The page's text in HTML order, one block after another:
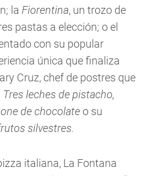
la Fiorentina, un trozo de
pastas a elección; o el
con su popular
única que finaliza
Cruz, chef de postres que
Tres leches de pistacho,
de chocolateo su
silvestres.
italiana, La Fontana